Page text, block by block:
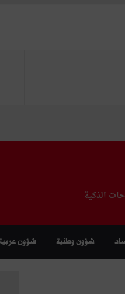
الذكية
شؤون وطنية شؤون